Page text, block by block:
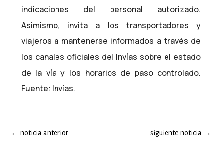
indicaciones del personal autorizado.
Asimismo, invita a los transportadores y
viajeros a mantenerse informados a través de
los canales oficiales del Invías sobre el estado
de la vía y los horarios de paso controlado.
Fuente: Invías.
←noticia anterior siguiente noticia →